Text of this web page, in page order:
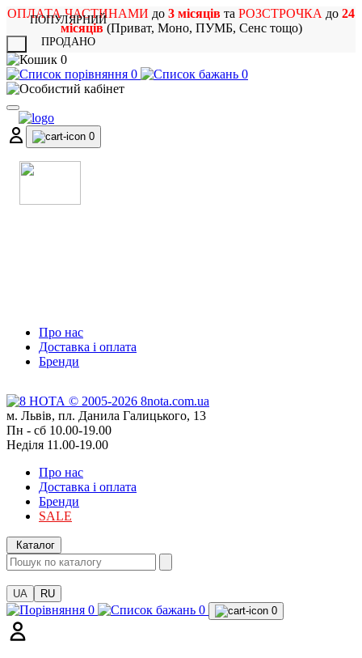
ОПЛАТА ЧАСТИНАМИ до 3 місяців та РОЗСТРОЧКА до 24
місяців(Приват, Моно, ПУМБ, Сенс тощо)
0
0
0
0
Про нас
Доставка і оплата
Бренди
м. Львів, пл. Данила Галицького, 13
Пн - сб 10.00-19.00
Неділя 11.00-19.00
Про нас
Доставка і оплата
Бренди
SALE
Каталог
UA RU
0 0 0
ПОПУЛЯРНИЙ
ПРОДАНО